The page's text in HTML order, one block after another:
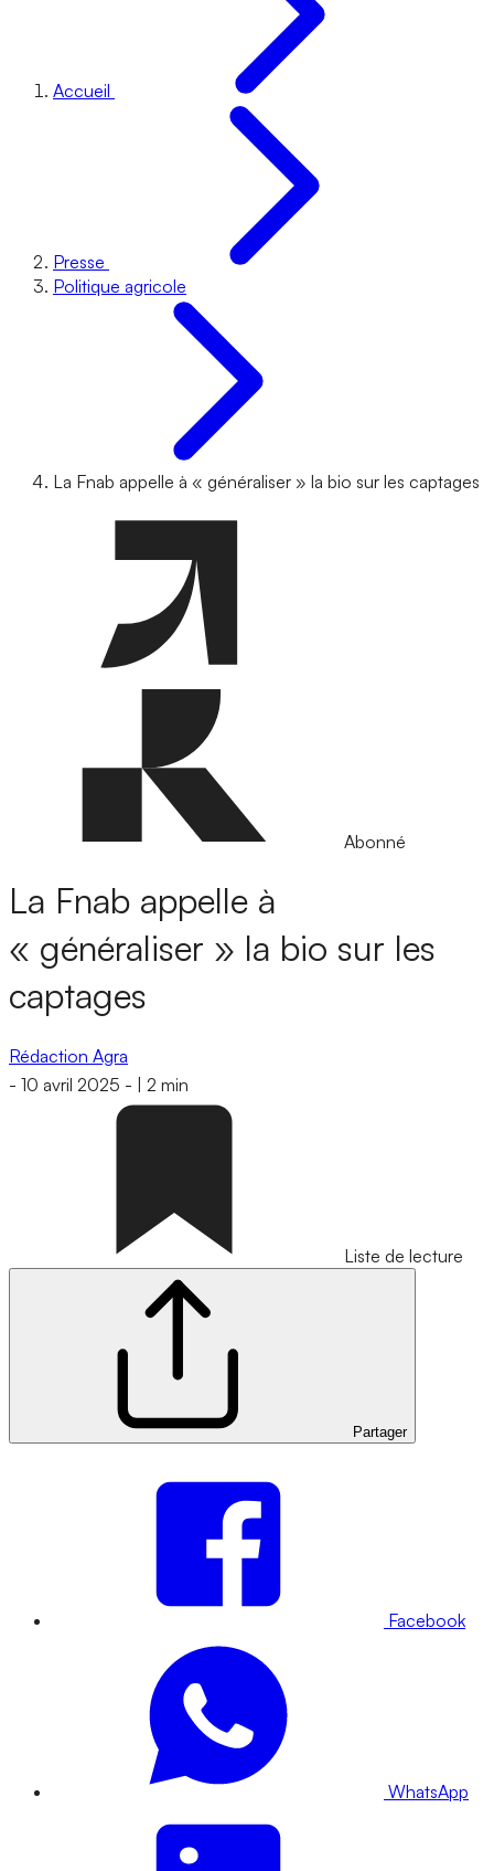
Accueil
Presse
Politique agricole
La Fnab appelle à « généraliser » la bio sur les captages
Abonné
La Fnab appelle à
« généraliser » la bio sur les
captages
Rédaction Agra
- 10 avril 2025 - 2 min
Liste de lecture
Partager
Facebook
WhatsApp